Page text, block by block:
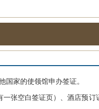
家的使领馆申办签证。
张空白签证页）、酒店预订